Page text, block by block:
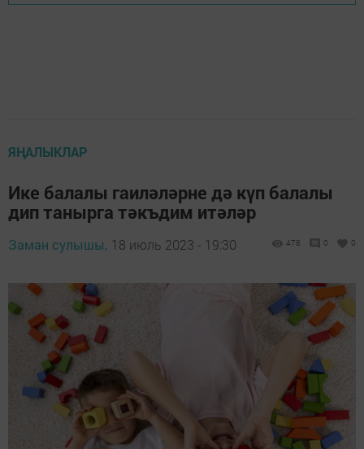
ЯҢАЛЫКЛАР
Ике балалы гаиләләрне дә күп балалы
дип танырга тәкъдим итәләр
Заман сулышы, 18 июль 2023 - 19:30 478 0 0